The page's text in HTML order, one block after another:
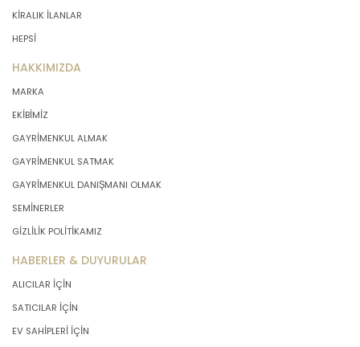
KİRALIK İLANLAR
HEPSİ
HAKKIMIZDA
MARKA
EKİBİMİZ
GAYRİMENKUL ALMAK
GAYRİMENKUL SATMAK
GAYRİMENKUL DANIŞMANI OLMAK
SEMİNERLER
GİZLİLİK POLİTİKAMIZ
HABERLER & DUYURULAR
ALICILAR İÇİN
SATICILAR İÇİN
EV SAHİPLERİ İÇİN